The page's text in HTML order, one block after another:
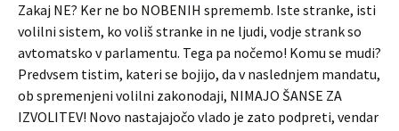
Zakaj NE? Ker ne bo NOBENIH sprememb. Iste stranke, isti
volilni sistem, ko voliš stranke in ne ljudi, vodje strank so
avtomatsko v parlamentu. Tega pa nočemo! Komu se mudi?
Predvsem tistim, kateri se bojijo, da v naslednjem mandatu,
ob spremenjeni volilni zakonodaji, NIMAJO ŠANSE ZA
IZVOLITEV! Novo nastajajočo vlado je zato podpreti, vendar